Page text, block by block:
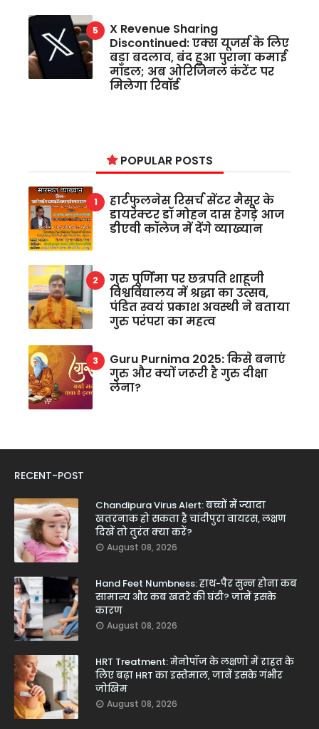
X Revenue Sharing
Discontinued: एक्स यूजर्स के लिए
बड़ा बदलाव, बंद हुआ पुराना कमाई
मॉडल; अब ओरिजिनल कंटेंट पर
मिलेगा रिवॉर्ड
POPULAR POSTS
हार्टफुलनेस रिसर्च सेंटर मैसूर के
डायरेक्टर डॉ मोहन दास हेगड़े आज
डीएवी कॉलेज में देंगे व्याख्यान
गुरु पूर्णिमा पर छत्रपति शाहूजी
विश्वविद्यालय में श्रद्धा का उत्सव,
पंडित स्वयं प्रकाश अवस्थी ने बताया
गुरु परंपरा का महत्व
Guru Purnima 2025: किसे बनाएं
गुरु और क्यों जरूरी है गुरु दीक्षा
लेना?
RECENT-POST
Chandipura Virus Alert: बच्चों में ज्यादा
खतरनाक हो सकता है चांदीपुरा वायरस, लक्षण
दिखें तो तुरंत क्या करें?
August 08, 2026
Hand Feet Numbness: हाथ-पैर सुन्न होना कब
सामान्य और कब खतरे की घंटी? जानें इसके
कारण
August 08, 2026
HRT Treatment: मेनोपॉज के लक्षणों में राहत के
लिए बढ़ा HRT का इस्तेमाल, जानें इसके गंभीर
जोखिम
August 08, 2026